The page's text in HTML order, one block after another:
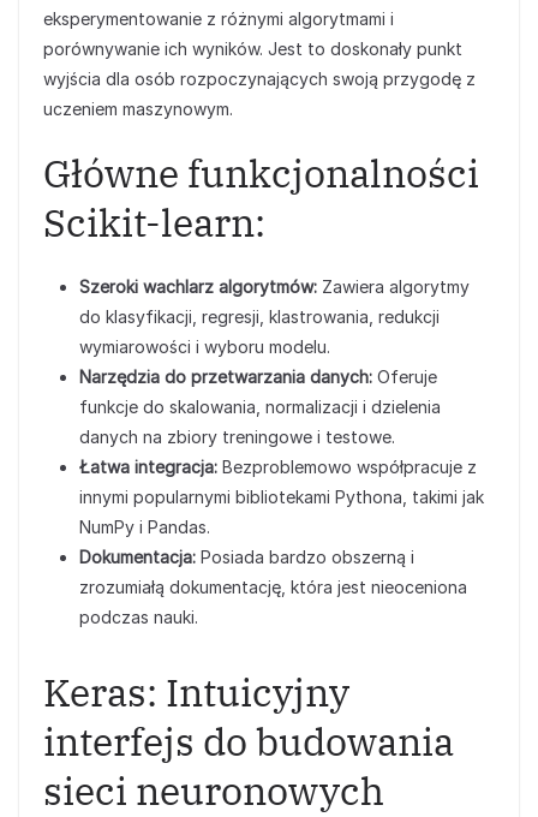
eksperymentowanie z różnymi algorytmami i
porównywanie ich wyników. Jest to doskonały punkt
wyjścia dla osób rozpoczynających swoją przygodę z
uczeniem maszynowym.
Główne funkcjonalności
Scikit-learn:
Szeroki wachlarz algorytmów: Zawiera algorytmy
do klasyfikacji, regresji, klastrowania, redukcji
wymiarowości i wyboru modelu.
Narzędzia do przetwarzania danych: Oferuje
funkcje do skalowania, normalizacji i dzielenia
danych na zbiory treningowe i testowe.
Łatwa integracja: Bezproblemowo współpracuje z
innymi popularnymi bibliotekami Pythona, takimi jak
NumPy i Pandas.
Dokumentacja: Posiada bardzo obszerną i
zrozumiałą dokumentację, która jest nieoceniona
podczas nauki.
Keras: Intuicyjny
interfejs do budowania
sieci neuronowych